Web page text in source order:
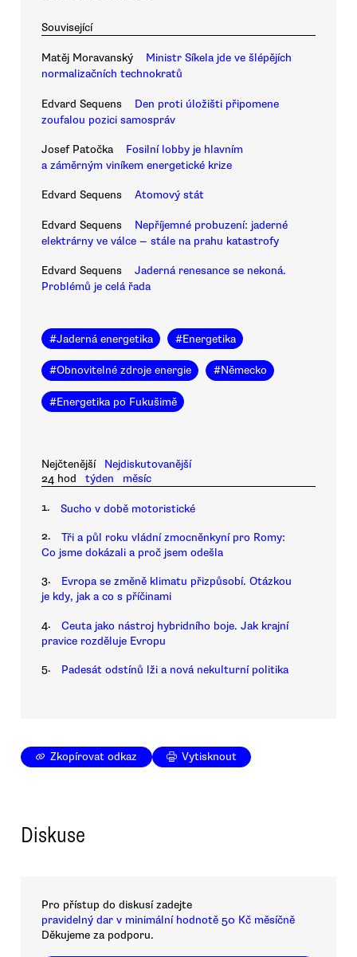
Související
Matěj Moravanský
Ministr Síkela jde ve šlépějích
normalizačních technokratů
Edvard Sequens
Den proti úložišti připomene
zoufalou pozici samospráv
Josef Patočka
Fosilní lobby je hlavním
a záměrným viníkem energetické krize
Edvard Sequens Atomový stát
Edvard Sequens
Nepříjemné probuzení: jaderné
elektrárny ve válce — stále na prahu katastrofy
Edvard Sequens
Jaderná renesance se nekoná.
Problémů je celá řada
#Jaderná energetika #Energetika
#Obnovitelné zdroje energie #Německo
#Energetika po Fukušimě
Nejčtenější
Nejdiskutovanější
24 hod
týden měsíc
1. Sucho v době motoristické
2.
Tři a půl roku vládní zmocněnkyní pro Romy:
Co jsme dokázali a proč jsem odešla
3.
Evropa se změně klimatu přizpůsobí. Otázkou
je kdy, jak a co s příčinami
4.
Ceuta jako nástroj hybridního boje. Jak krajní
pravice rozděluje Evropu
5. Padesát odstínů lži a nová nekulturní politika
Zkopírovat odkaz Vytisknout
Diskuse
Pro přístup do diskusí zadejte
pravidelný dar v minimální hodnotě 50 Kč měsíčně
Děkujeme za podporu.